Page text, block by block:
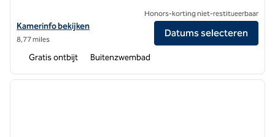
Bekijk hoteldetails voor Homewood Suites by Hilton Irvine John
Kamerinfo bekijken
8,77 miles
Honors-korting niet-restitueerbaar
Datums selecteren
Gratis ontbijt Buitenzwembad
1 van 12